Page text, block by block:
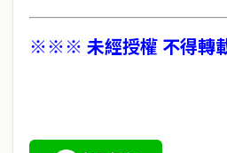
※※※ 未經授權 不得